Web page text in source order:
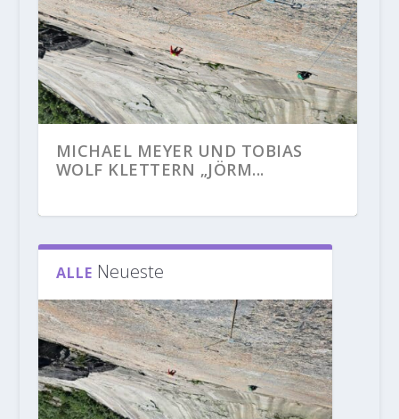
MICHAEL MEYER UND TOBIAS
WOLF KLETTERN „JÖRM...
ALLE Neueste